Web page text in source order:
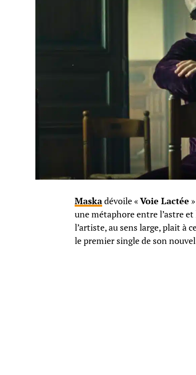
Maskadévoile «Voie Lactée
une métaphore entre l’astre
l’artiste, au sens large, plait à
le premier single de son